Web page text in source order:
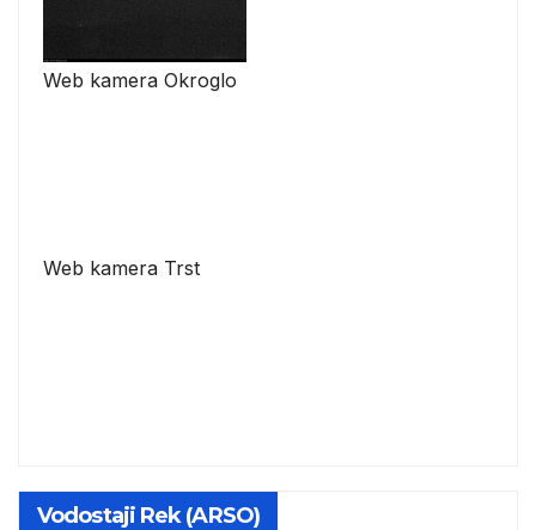
Web kamera Okroglo
Web kamera Trst
Vodostaji Rek (ARSO)